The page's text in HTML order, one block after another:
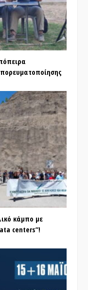
κάμπο με
centers”!